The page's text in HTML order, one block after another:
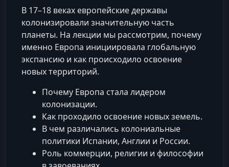
В 17–18 веках европейские державы
колонизировали значительную часть
планеты. На лекции мы рассмотрим, почему
именно Европа инициировала глобальную
экспансию и как происходило освоение
новых территорий.
Почему Европа стала лидером
колонизации.
Как проходило освоение новых земель.
В чем различались колониальные
политики Испании, Англии и России.
Роль коммерции, религии и философии